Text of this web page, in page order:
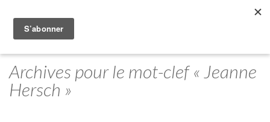
Archives pour le mot-clef « Jeanne
Hersch »